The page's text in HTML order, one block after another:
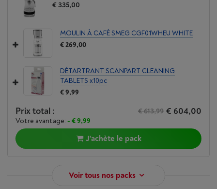
€ 335,00
MOULIN À CAFÉ SMEG CGF01WHEU WHITE
€ 269,00
DÉTARTRANT SCANPART CLEANING
TABLETS x10pc
€ 9,99
Prix total : € 613,99 € 604,00
Votre avantage: - € 9,99
J'achète le pack
Voir tous nos packs